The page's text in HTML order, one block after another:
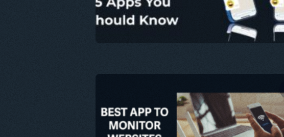
이 문서 공유하기